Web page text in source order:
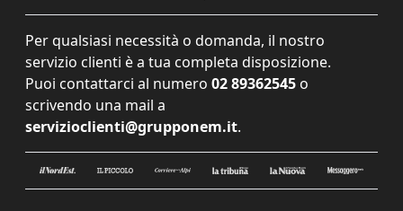
Per qualsiasi necessità o domanda, il nostro
servizio clienti è a tua completa disposizione.
Puoi contattarci al numero 02 89362545 o
scrivendo una mail a
servizioclienti@grupponem.it.